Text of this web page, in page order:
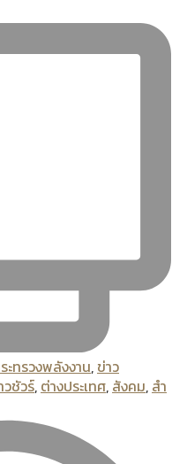
ะทรวงพลังงาน, ข่าว
วชัวร์, ต่างประเทศ, สังคม, สํา